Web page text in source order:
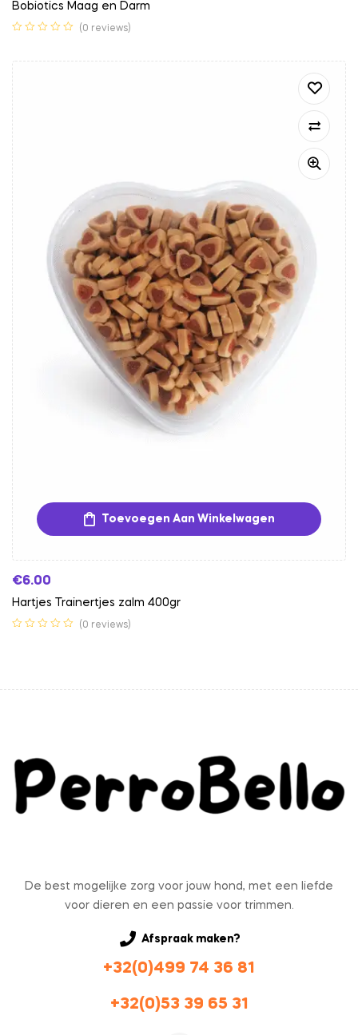
Bobiotics Maag en Darm
(0 reviews)
Toevoegen Aan Winkelwagen
€6.00
Hartjes Trainertjes zalm 400gr
(0 reviews)
De best mogelijke zorg voor jouw hond, met een liefde
voor dieren en een passie voor trimmen.
Afspraak maken?
+32(0)499 74 36 81
+32(0)53 39 65 31